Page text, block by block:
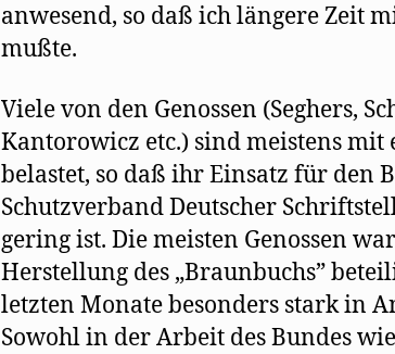
anwesend, so daß ich längere Zeit
mußte.
Viele von den Genossen (Seghers,
Kantorowicz etc.) sind meistens
belastet, so daß ihr Einsatz für den
Schutzverband Deutscher
gering ist. Die meisten Genossen
Herstellung des „Braunbuchs”
letzten Monate besonders stark in
Sowohl in der Arbeit des Bundes